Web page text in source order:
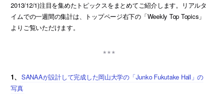
2013/12/1)注目を集めたトピックスをまとめてご紹介します。リアルタ
イムでの一週間の集計は、トップページ右下の「Weekly Top Topics」
よりご覧いただけます。
1、 SANAAが設計して完成した岡山大学の「Junko Fukutake Hall」の
写真